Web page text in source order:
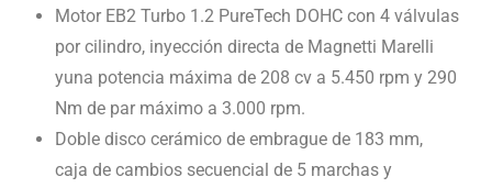
Motor EB2 Turbo 1.2 PureTech DOHC con 4 válvulas
por cilindro, inyección directa de Magnetti Marelli
yuna potencia máxima de 208 cv a 5.450 rpm y 290
Nm de par máximo a 3.000 rpm.
Doble disco cerámico de embrague de 183 mm,
caja de cambios secuencial de 5 marchas y